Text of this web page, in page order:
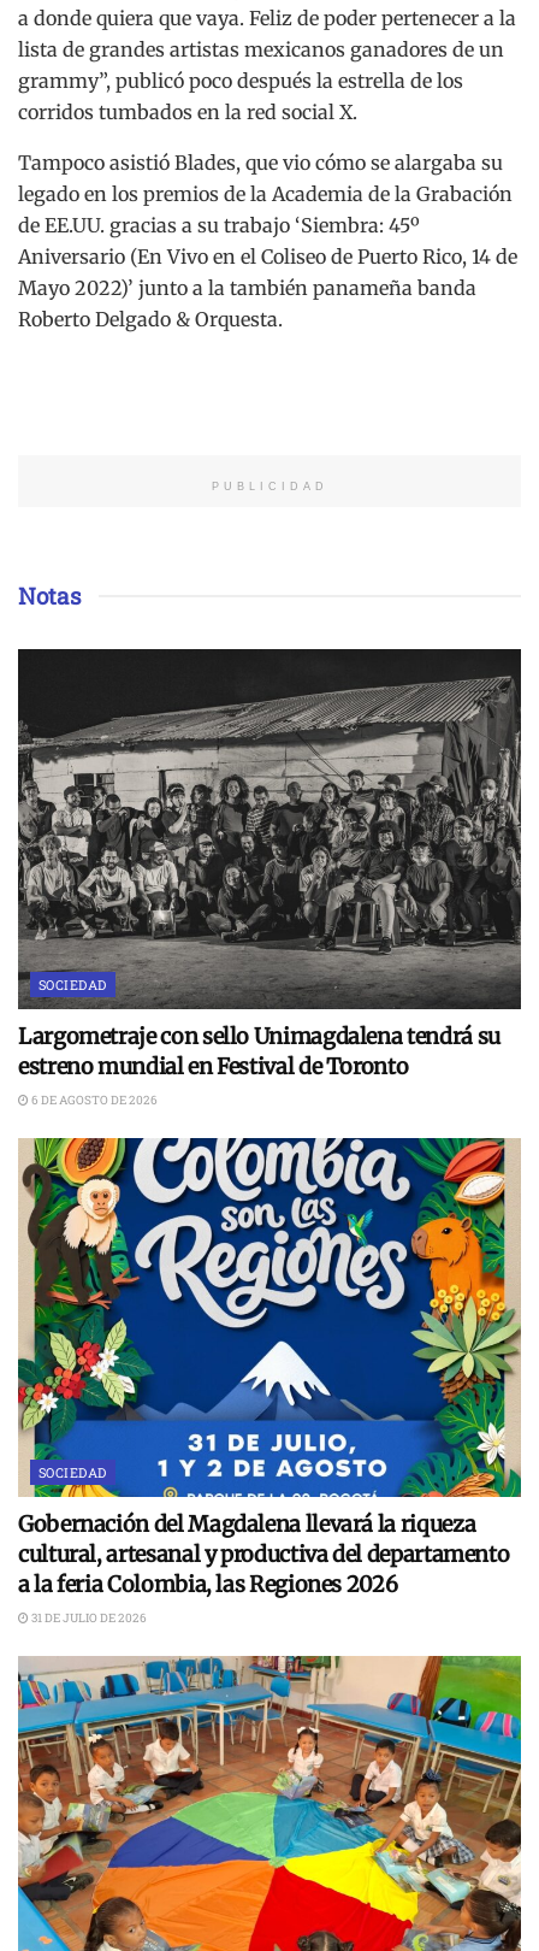
a donde quiera que vaya. Feliz de poder pertenecer a la
lista de grandes artistas mexicanos ganadores de un
grammy”, publicó poco después la estrella de los
corridos tumbados en la red social X.
Tampoco asistió Blades, que vio cómo se alargaba su
legado en los premios de la Academia de la Grabación
de EE.UU. gracias a su trabajo ‘Siembra: 45º
Aniversario (En Vivo en el Coliseo de Puerto Rico, 14 de
Mayo 2022)’ junto a la también panameña banda
Roberto Delgado & Orquesta.
PUBLICIDAD
Notas
SOCIEDAD
Largometraje con sello Unimagdalena tendrá su
estreno mundial en Festival de Toronto
6 DE AGOSTO DE 2026
SOCIEDAD
Gobernación del Magdalena llevará la riqueza
cultural, artesanal y productiva del departamento
a la feria Colombia, las Regiones 2026
31 DE JULIO DE 2026